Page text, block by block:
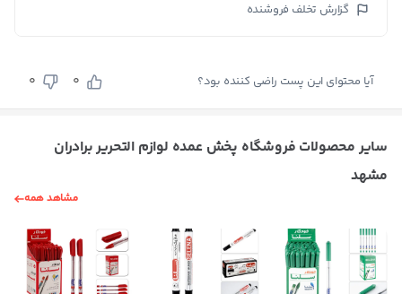
گزارش تخلف فروشنده
آیا محتوای این پست راضی کننده بود؟ 0
0
سایر محصولات فروشگاه پخش عمده لوازم التحریر برادران
مشهد
مشاهد همه